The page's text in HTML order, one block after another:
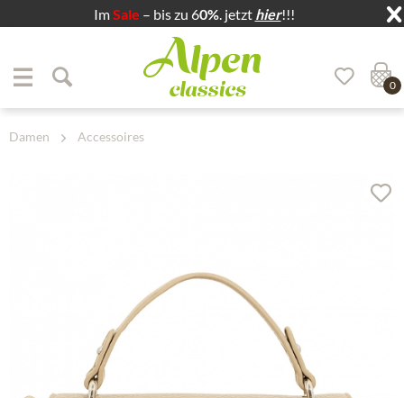
ImSale – bis zu 60%. jetzt hier!!!
Zum Hauptbereich springen
0
Damen Accessoires